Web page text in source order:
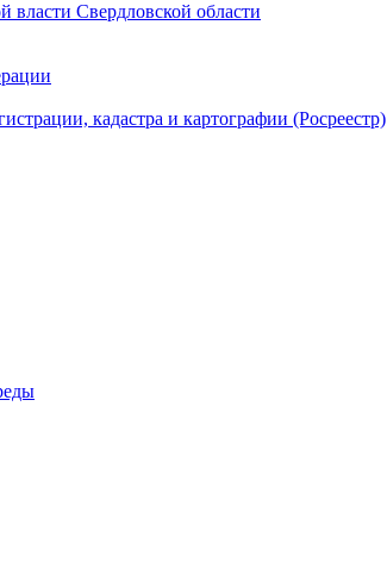
власти Свердловской области
кадастра и картографии (Росреестр)